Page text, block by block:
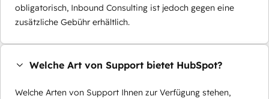
obligatorisch, Inbound Consulting ist jedoch gegen eine
zusätzliche Gebühr erhältlich.
Welche Art von Support bietet HubSpot?
Welche Arten von Support Ihnen zur Verfügung stehen,